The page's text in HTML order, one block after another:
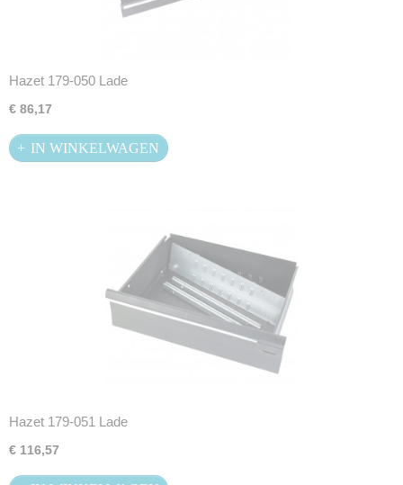
Hazet 179-050 Lade
€ 86,17
IN WINKELWAGEN
Hazet 179-051 Lade
€ 116,57